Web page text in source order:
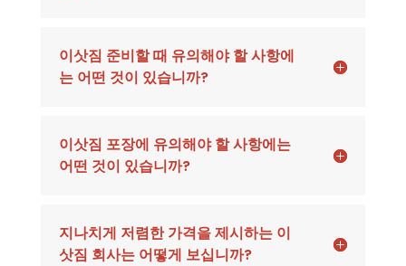
이삿짐 준비할 때 유의해야 할 사항에
는 어떤 것이 있습니까?
이삿짐 포장에 유의해야 할 사항에는
어떤 것이 있습니까?
지나치게 저렴한 가격을 제시하는 이
삿짐 회사는 어떻게 보십니까?